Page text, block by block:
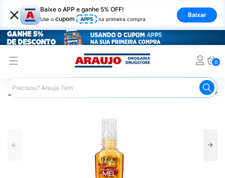
× Baixe o APP e ganhe 5% OFF!
Use o cupom APP5 na primeira compra
Baixar
0
Araujo Cabelo Óleo